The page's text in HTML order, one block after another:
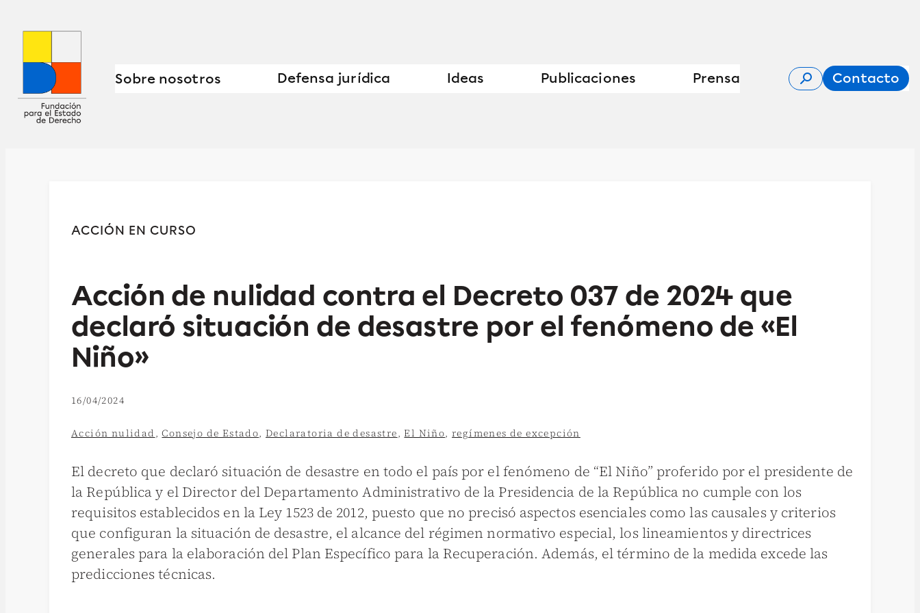
Sobre nosotros Defensa jurídica Ideas Publicaciones Prensa Contacto
ACCIÓN EN CURSO
Acción de nulidad contra el Decreto 037 de 2024 que
declaró situación de desastre por el fenómeno de «El
Niño»
16/04/2024
Acción nulidad ,Consejo de Estado,Declaratoria de desastre,El Niño,regímenes de excepción
El decreto que declaró situación de desastre en todo el país por el fenómeno de “El Niño” proferido por el presidente de
la República y el Director del Departamento Administrativo de la Presidencia de la República no cumple con los
requisitos establecidos en la Ley 1523 de 2012, puesto que no precisó aspectos esenciales como las causales y criterios
que configuran la situación de desastre, el alcance del régimen normativo especial, los lineamientos y directrices
generales para la elaboración del Plan Específico para la Recuperación. Además, el término de la medida excede las
predicciones técnicas.